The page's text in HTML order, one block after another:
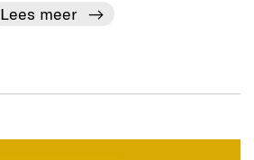
Lees meer